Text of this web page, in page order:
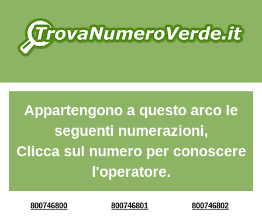
Appartengono a questo arco le
seguenti numerazioni,
Clicca sul numero per conoscere
l'operatore.
800746800 800746801 800746802